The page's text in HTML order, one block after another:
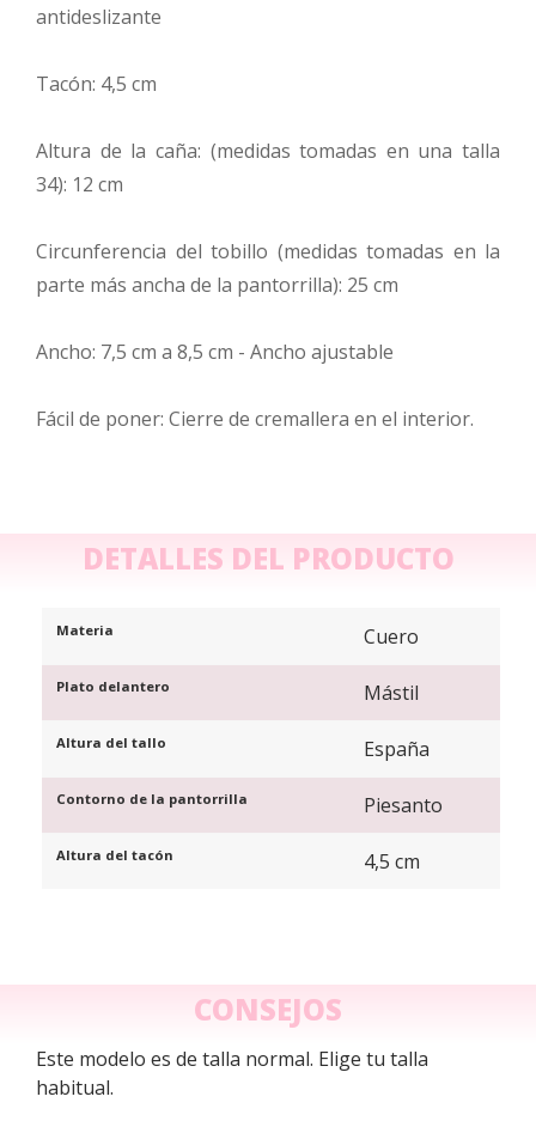
antideslizante
Tacón: 4,5 cm
Altura de la caña: (medidas tomadas en una talla
34): 12 cm
Circunferencia del tobillo (medidas tomadas en la
parte más ancha de la pantorrilla): 25 cm
Ancho: 7,5 cm a 8,5 cm - Ancho ajustable
Fácil de poner: Cierre de cremallera en el interior.
DETALLES DEL PRODUCTO
Materia Cuero
Plato delantero Mástil
Altura del tallo España
Contorno de la pantorrilla Piesanto
Altura del tacón 4,5 cm
CONSEJOS
Este modelo es de talla normal. Elige tu talla
habitual.